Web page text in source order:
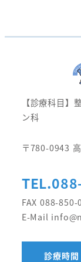
【診療科目】
ン科
〒780-0943
FAX 088-850-
E-Mail
診療時間